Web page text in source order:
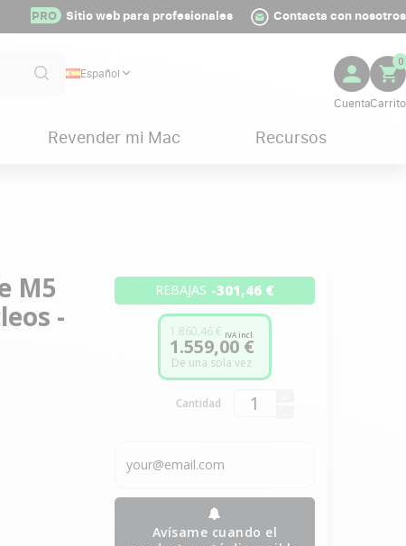
PRO Sitio web para profesionales Contacta con nosotros
Español
0
Revender mi Mac Recursos
M5
-
REBAJAS -301,46 €
1.860,46 €
1.559,00 €
IVA incl.
De una sola vez
Cantidad
Avísame cuando el